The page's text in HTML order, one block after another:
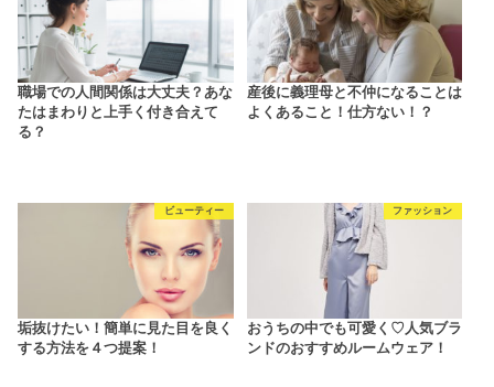
職場での人間関係は大丈夫？あな
たはまわりと上手く付き合えて
る？
産後に義理母と不仲になることは
よくあること！仕方ない！？
ビューティー
垢抜けたい！簡単に見た目を良く
する方法を４つ提案！
ファッション
おうちの中でも可愛く♡人気ブラ
ンドのおすすめルームウェア！